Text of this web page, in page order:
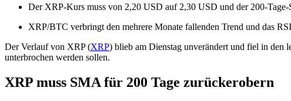
Der XRP-Kurs muss von 2,20 USD auf 2,30 USD und der 200-
XRP/BTC verbringt den mehrere Monate fallenden Trend und das
Der Verlauf von XRP (XRP) blieb am Dienstag unverändert und fiel in den
unterbrochen werden sollen.
XRP muss SMA für 200 Tage zurückerobern